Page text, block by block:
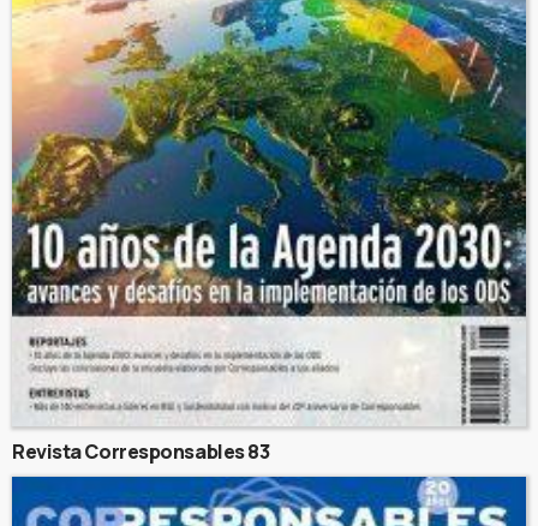
Revista Corresponsables 83